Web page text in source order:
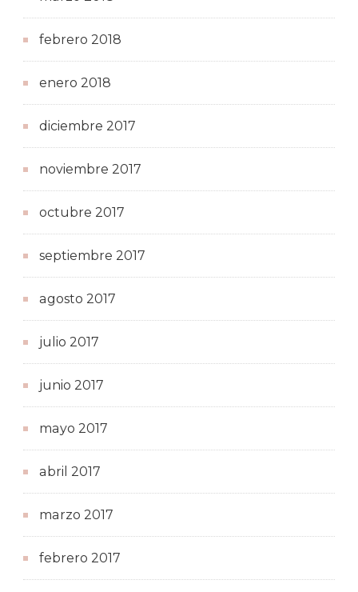
febrero 2018
enero 2018
diciembre 2017
noviembre 2017
octubre 2017
septiembre 2017
agosto 2017
julio 2017
junio 2017
mayo 2017
abril 2017
marzo 2017
febrero 2017